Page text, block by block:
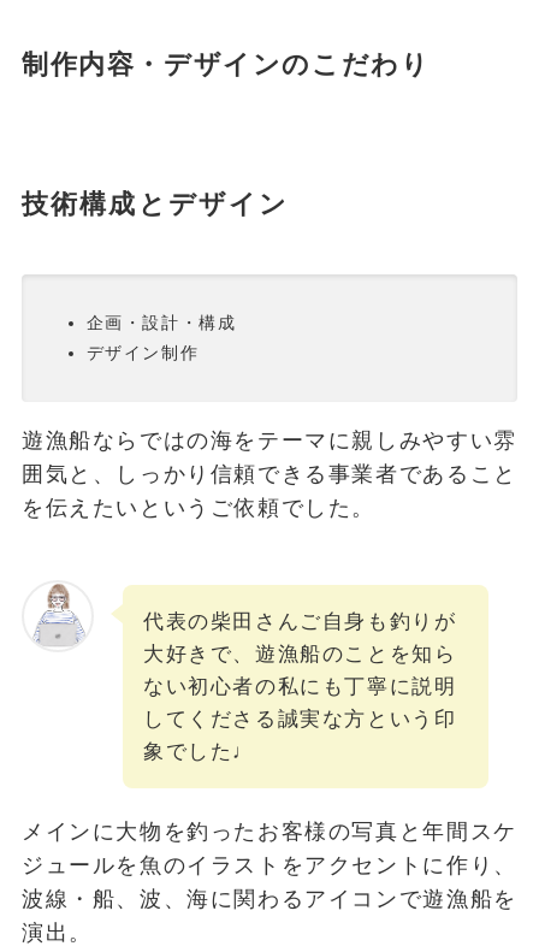
制作内容・デザインのこだわり
技術構成とデザイン
企画・設計・構成
デザイン制作
遊漁船ならではの海をテーマに親しみやすい雰
囲気と、しっかり信頼できる事業者であること
を伝えたいというご依頼でした。
代表の柴田さんご自身も釣りが
大好きで、遊漁船のことを知ら
ない初心者の私にも丁寧に説明
してくださる誠実な方という印
象でした♩
メインに大物を釣ったお客様の写真と年間スケ
ジュールを魚のイラストをアクセントに作り、
波線・船、波、海に関わるアイコンで遊漁船を
演出。